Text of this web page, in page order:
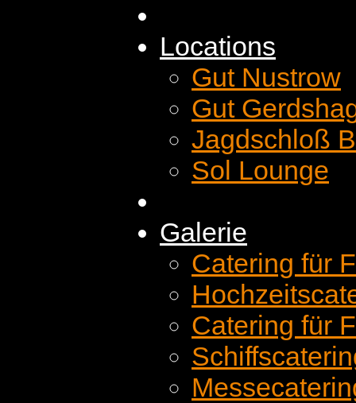
Locations
Gut Nustrow
Gut
Jagdschloß
Sol Lounge
Galerie
Catering für
Catering für